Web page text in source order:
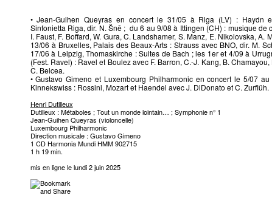
• Jean-Guihen Queyras en concert le 31/05 à Riga (LV) : Haydn
Sinfonietta Riga, dir. N. Šnē ; du 6 au 9/08 à Ittingen (CH) : musique de
I. Faust, F. Boffard, W. Gura, C. Landshamer, S. Manz, E. Nikolovska, A.
13/06 à Bruxelles, Palais des Beaux-Arts : Strauss avec BNO, dir. M.
17/06 à Leipzig, Thomaskirche : Suites de Bach ; les 1er et 4/09 à
(Fest. Ravel) : Ravel et Boulez avec F. Barron, C.-J. Kang, B.
C. Belcea.
• Gustavo Gimeno et Luxembourg Philharmonic en concert le 5/07 au
Kinnekswiss : Rossini, Mozart et Haendel avec J. DiDonato et C. Zurflüh.
Henri Dutilleux
Dutilleux : Métaboles ; Tout un monde lointain… ; Symphonie n° 1
Jean-Guihen Queyras (violoncelle)
Luxembourg Philharmonic
Direction musicale : Gustavo Gimeno
1 CD Harmonia Mundi HMM 902715
1 h 19 min.
mis en ligne le lundi 2 juin 2025